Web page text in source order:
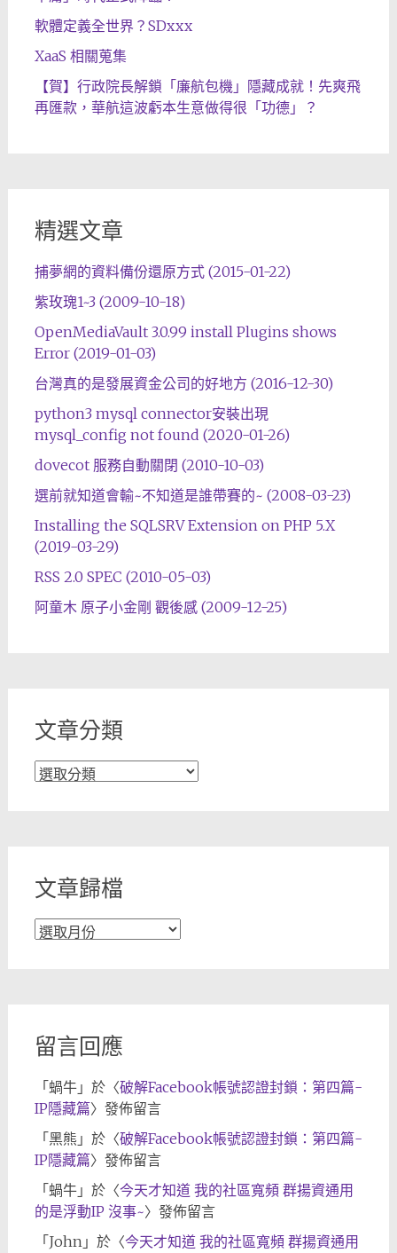
軟體定義全世界？SDxxx
XaaS 相關蒐集
【賀】行政院長解鎖「廉航包機」隱藏成就！先爽飛
再匯款，華航這波虧本生意做得很「功德」？
精選文章
捕夢網的資料備份還原方式 (2015-01-22)
紫玫瑰1~3 (2009-10-18)
OpenMediaVault 3.0.99 install Plugins shows
Error (2019-01-03)
台灣真的是發展資金公司的好地方 (2016-12-30)
python3 mysql connector安裝出現
mysql_config not found (2020-01-26)
dovecot 服務自動關閉 (2010-10-03)
選前就知道會輸~不知道是誰帶賽的~ (2008-03-23)
Installing the SQLSRV Extension on PHP 5.X
(2019-03-29)
RSS 2.0 SPEC (2010-05-03)
阿童木 原子小金剛 觀後感 (2009-12-25)
文章分類
文
文章歸檔
文
留言回應
「 蝸牛」於〈破解Facebook帳號認證封鎖：第四篇-
IP隱藏篇〉發佈留言
「 黑熊 」於〈破解Facebook帳號認證封鎖：第四篇-
IP隱藏篇〉發佈留言
「 蝸牛」於〈今天才知道 我的社區寬頻 群揚資通用
的是浮動IP 沒事~〉發佈留言
「 John」於〈今天才知道 我的社區寬頻 群揚資通用